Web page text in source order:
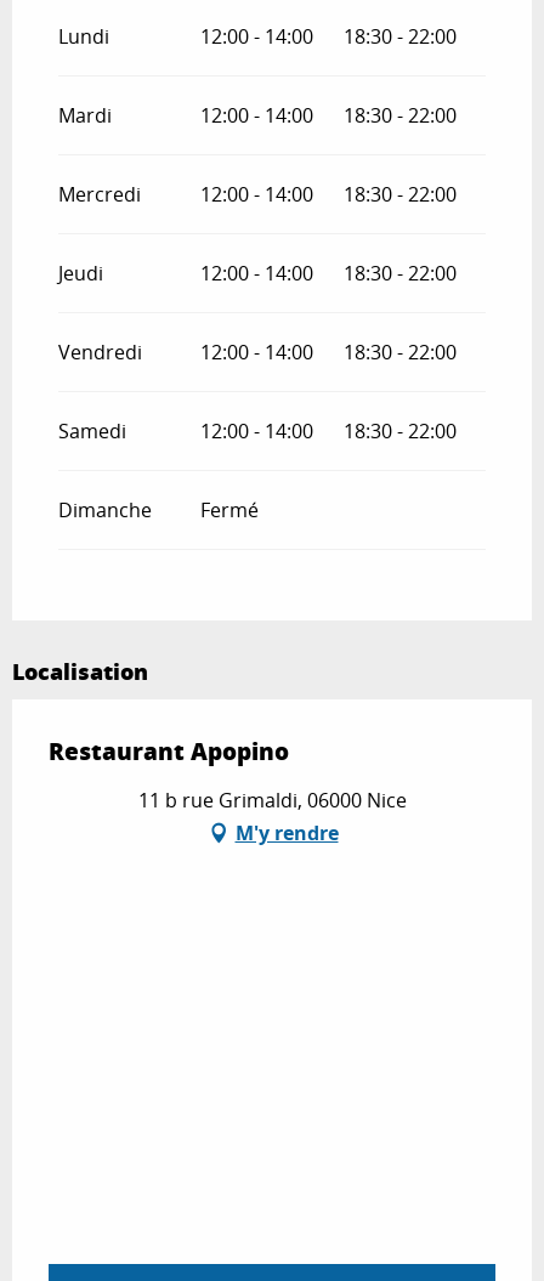
Lundi 12:00 - 14:00 18:30 - 22:00
Mardi 12:00 - 14:00 18:30 - 22:00
Mercredi 12:00 - 14:00 18:30 - 22:00
Jeudi 12:00 - 14:00 18:30 - 22:00
Vendredi 12:00 - 14:00 18:30 - 22:00
Samedi 12:00 - 14:00 18:30 - 22:00
Dimanche Fermé
Localisation
Restaurant Apopino
11 b rue Grimaldi, 06000 Nice
M'y rendre